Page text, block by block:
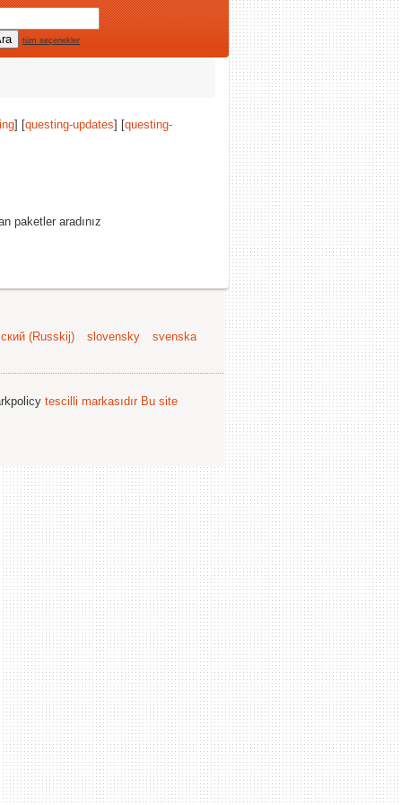
tüm seçenekler
] [questing-updates] [questing-
paketler aradınız
(Russkij) slovensky
svenska
tescilli markasıdır Bu site